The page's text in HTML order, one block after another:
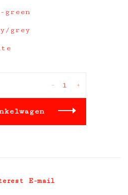
green
grey
+
-
E-mail